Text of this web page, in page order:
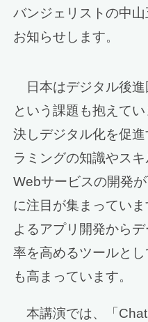
バンジェリストの中
お知らせします。
日本はデジタル後
という課題も抱えて
決しデジタル化を促
ラミングの知識やス
Webサービスの開発
に注目が集まってい
よるアプリ開発から
率を高めるツールと
も高まっています。
本講演では、「